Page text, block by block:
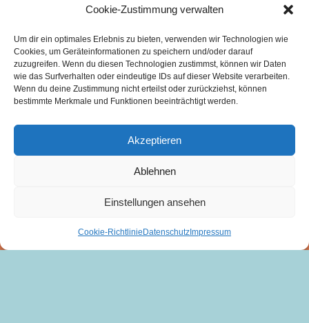
Cookie-Zustimmung verwalten
Um dir ein optimales Erlebnis zu bieten, verwenden wir Technologien wie
Cookies, um Geräteinformationen zu speichern und/oder darauf
zuzugreifen. Wenn du diesen Technologien zustimmst, können wir Daten
wie das Surfverhalten oder eindeutige IDs auf dieser Website verarbeiten.
Wenn du deine Zustimmung nicht erteilst oder zurückziehst, können
bestimmte Merkmale und Funktionen beeinträchtigt werden.
Akzeptieren
Ablehnen
Einstellungen ansehen
Cookie-Richtlinie Datenschutz Impressum
15377 Waldsieversdorf
Zorana Musikic
0170. 814 05 06
zorana@waldoradofestival.de
Rechtliches